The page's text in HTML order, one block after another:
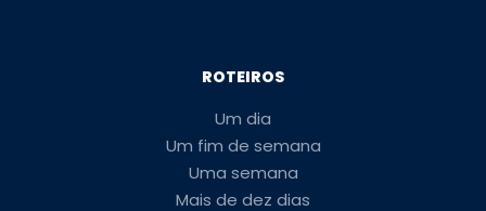
ROTEIROS
Um dia
Um fim de semana
Uma semana
Mais de dez dias